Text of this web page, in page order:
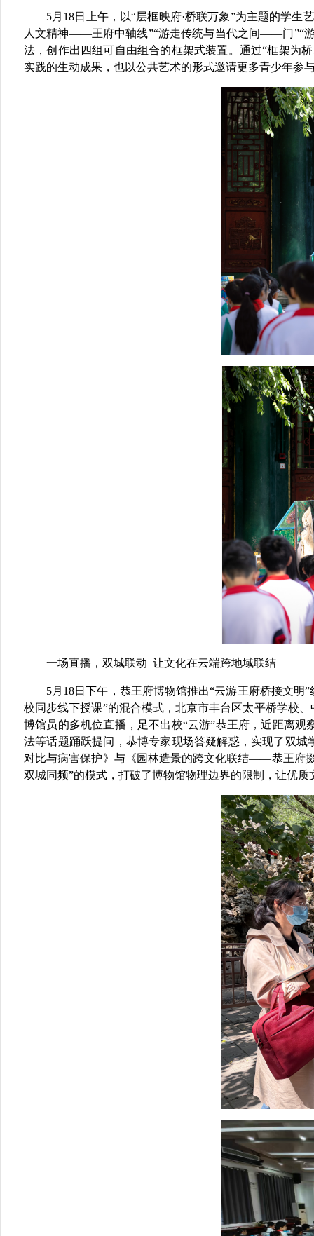
5月18日上午，以“层框映府·桥联万象”为主题的学生
人文精神——王府中轴线”“游走传统与当代之间——门”“
法，创作出四组可自由组合的框架式装置。通过“框架为
实践的生动成果，也以公共艺术的形式邀请更多青少年参
一场直播，双城联动 让文化在云端跨地域联结
5月18日下午，恭王府博物馆推出“云游王府桥接文明”
校同步线下授课”的混合模式，北京市丰台区太平桥学校
博馆员的多机位直播，足不出校“云游”恭王府，近距离观
法等话题踊跃提问，恭博专家现场答疑解惑，实现了双
对比与病害保护》与《园林造景的跨文化联结——恭王府
双城同频”的模式，打破了博物馆物理边界的限制，让优